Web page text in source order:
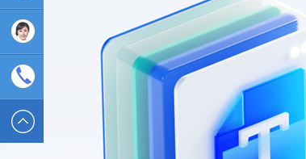
QQ：
81233044
售后Q :
2589562336
电话 :